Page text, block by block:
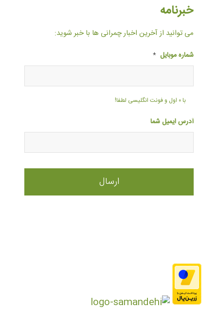
خبرنامه
می توانید از آخرین اخبار چمرانی ها با خبر شوید:
شماره موبایل *
با ۰ اول و فونت انگلیسی لطفا!
آدرس ایمیل شما